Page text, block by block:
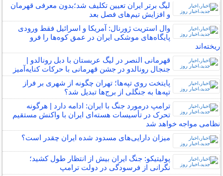
لیگ برتر ایران تعیین تکلیف شد؛بدون معرفی قهرمان
و افزایش تیم‌های فصل بعد
وال استریت ژورنال: آمریکا و اسرائیل فقط ورودی
پایگاه‌های موشکی ایران در عمق کوه‌ها را فرو
ریخته‌اند
قهرمانی النصر در لیگ عربستان با دبل رونالدو |
جنجال رونالدو در جشن قهرمانی با حرکات کنایه‌آمیز
پایتخت روی تپه‌ها؛ تهران چگونه از شهری بر فراز
تپه‌ها به جنگلی از برج‌ها تبدیل شد؟
ترامپ درمورد جنگ با ایران: ادامه دارد | هرگونه
تحرک در تأسیسات هسته‌ای ایران با واکنش مستقیم
نظامی مواجه خواهد شد
میزان دارایی‌های مسدود شده ایران چقدر است؟
پولیتیکو: جنگ ایران بیش از انتظار طول کشید؛
نگرانی از فرسودگی در دولت ترامپ